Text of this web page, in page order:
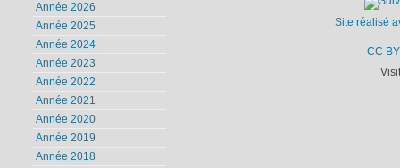
Année 2026
Année 2025
Année 2024
Année 2023
Année 2022
Année 2021
Année 2020
Année 2019
Année 2018
Site réalisé
CC